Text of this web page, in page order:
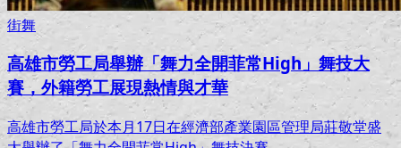
街舞
高雄市勞工局舉辦「舞力全開菲常High」舞技大
賽，外籍勞工展現熱情與才華
高雄市勞工局於本月17日在經濟部產業園區管理局莊敬堂盛